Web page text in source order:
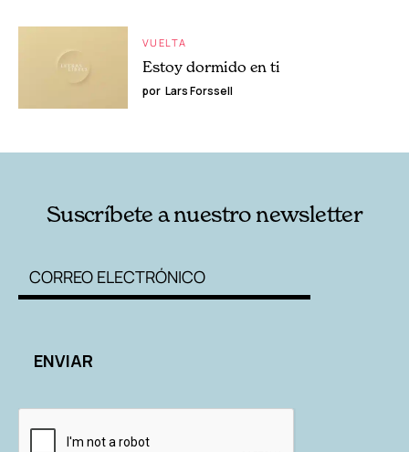
VUELTA
Estoy dormido en ti
por Lars Forssell
Suscríbete a nuestro newsletter